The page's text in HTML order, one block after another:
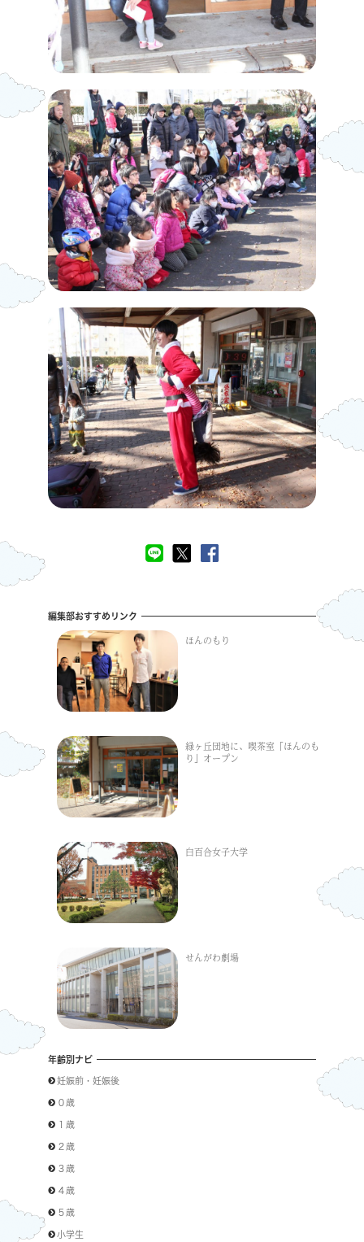
編集部おすすめリンク
ほんのもり
緑ヶ丘団地に、喫茶室「ほんのも
り」オープン
白百合女子大学
せんがわ劇場
年齢別ナビ
妊娠前・妊娠後
０歳
１歳
２歳
３歳
４歳
５歳
小学生